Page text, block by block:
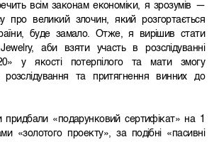
всім законам економіки, я зрозумів —
про великий злочин, який розгортається
буде замало. Отже, я вирішив стати
аби взяти участь в розслідуванні
у якості потерпілого та мати змогу
розслідування та притягнення винних до
придбали «подарунковий сертифікат» на 1
«золотого проекту», за подібні «пасивні